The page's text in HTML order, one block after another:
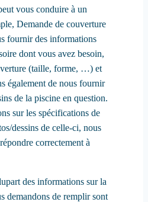
vous conduire à un
Demande de couverture
fournir des informations
dont vous avez besoin,
(taille, forme, …) et
également de nous fournir
de la piscine en question.
sur les spécifications de
dessins de celle-ci, nous
correctement à
des informations sur la
demandons de remplir sont